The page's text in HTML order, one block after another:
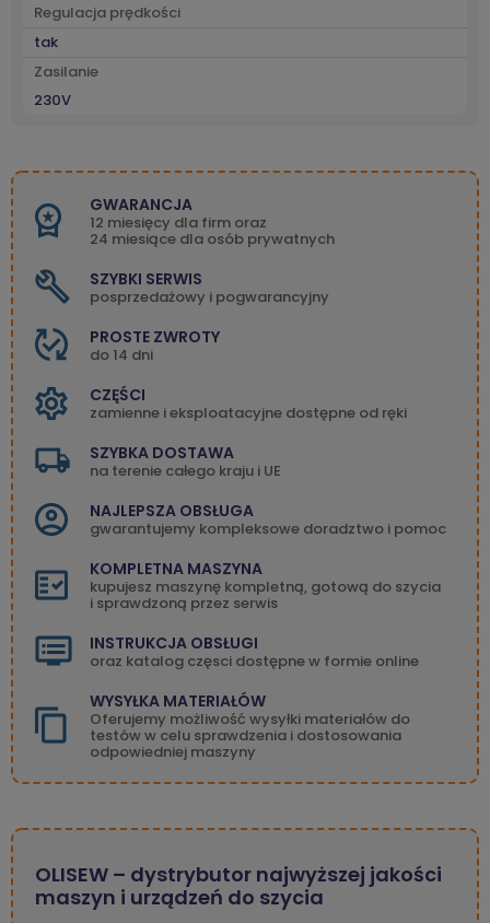
Regulacja prędkości
tak
Zasilanie
230V
GWARANCJA
12 miesięcy dla firm oraz
24 miesiące dla osób prywatnych
SZYBKI SERWIS
posprzedażowy i pogwarancyjny
PROSTE ZWROTY
do 14 dni
CZĘŚCI
zamienne i eksploatacyjne dostępne od ręki
SZYBKA DOSTAWA
na terenie całego kraju i UE
NAJLEPSZA OBSŁUGA
gwarantujemy kompleksowe doradztwo i pomoc
KOMPLETNA MASZYNA
kupujesz maszynę kompletną, gotową do szycia
i sprawdzoną przez serwis
INSTRUKCJA OBSŁUGI
oraz katalog częsci dostępne w formie online
WYSYŁKA MATERIAŁÓW
Oferujemy możliwość wysyłki materiałów do
testów w celu sprawdzenia i dostosowania
odpowiedniej maszyny
OLISEW – dystrybutor najwyższej jakości
maszyn i urządzeń do szycia